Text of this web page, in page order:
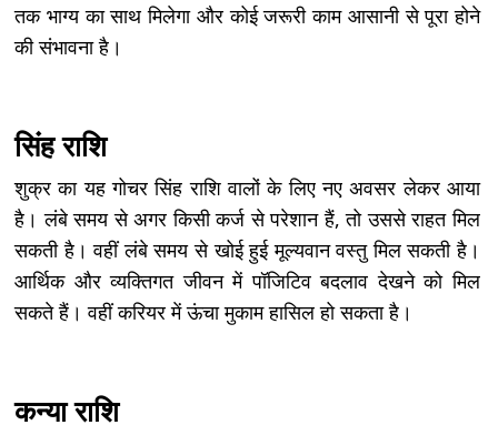
तक भाग्य का साथ मिलेगा और कोई जरूरी काम आसानी से पूरा होने
की संभावना है।
सिंह राशि
शुक्र का यह गोचर सिंह राशि वालों के लिए नए अवसर लेकर आया
है। लंबे समय से अगर किसी कर्ज से परेशान हैं, तो उससे राहत मिल
सकती है। वहीं लंबे समय से खोई हुई मूल्यवान वस्तु मिल सकती है।
आर्थिक और व्यक्तिगत जीवन में पॉजिटिव बदलाव देखने को मिल
सकते हैं। वहीं करियर में ऊंचा मुकाम हासिल हो सकता है।
कन्या राशि